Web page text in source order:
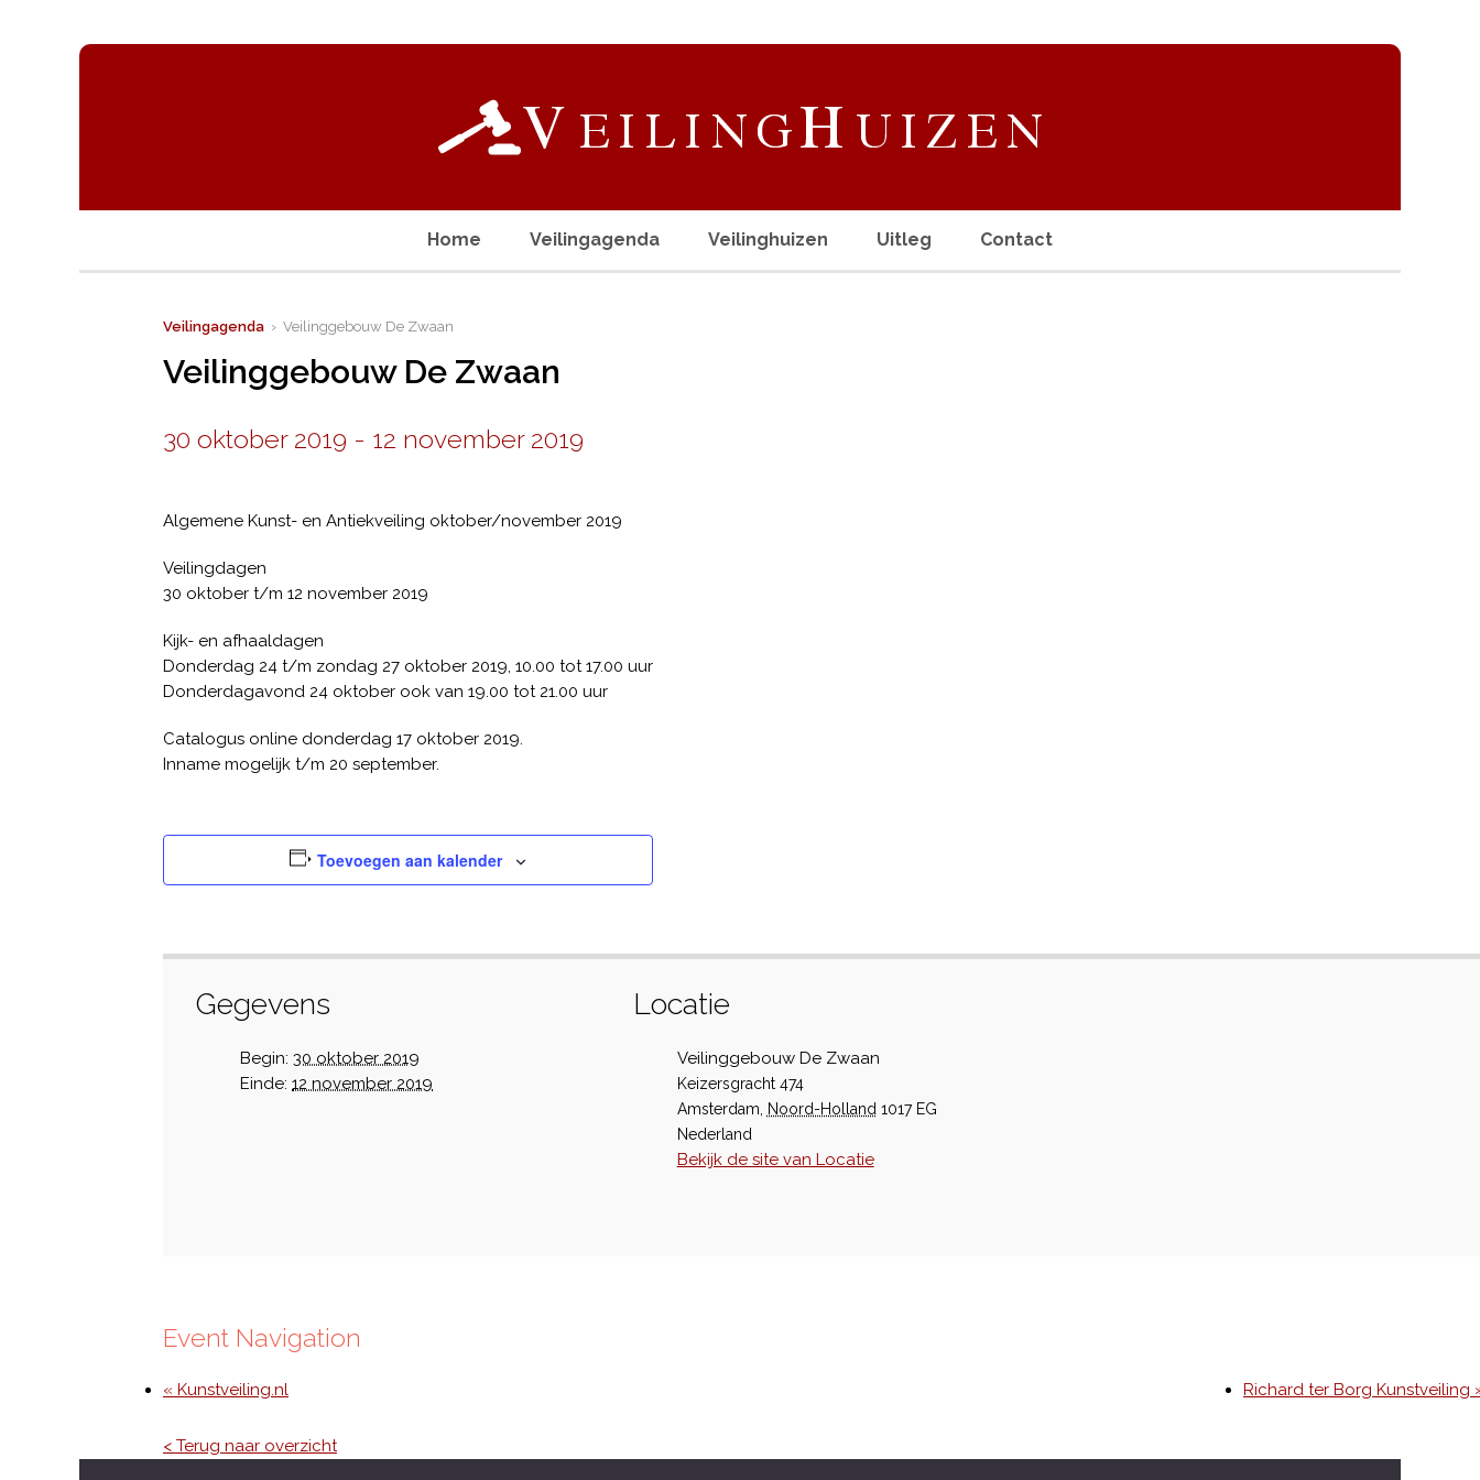
Home Veilingagenda Veilinghuizen Uitleg Contact
Veilingagenda › Veilinggebouw De Zwaan
Veilinggebouw De Zwaan
30 oktober 2019 - 12 november 2019
Algemene Kunst- en Antiekveiling oktober/november 2019
Veilingdagen
30 oktober t/m 12 november 2019
Kijk- en afhaaldagen
Donderdag 24 t/m zondag 27 oktober 2019, 10.00 tot 17.00 uur
Donderdagavond 24 oktober ook van 19.00 tot 21.00 uur
Catalogus online donderdag 17 oktober 2019.
Inname mogelijk t/m 20 september.
Toevoegen aan kalender
Gegevens
Begin: 30 oktober 2019
Einde: 12 november 2019
Locatie
Veilinggebouw De Zwaan
Keizersgracht 474
Amsterdam
Noord-Holland 1017 EG
Nederland
Bekijk de site van Locatie
Event Navigation
« Kunstveiling.nl Richard ter Borg Kunstveiling
< Terug naar overzicht